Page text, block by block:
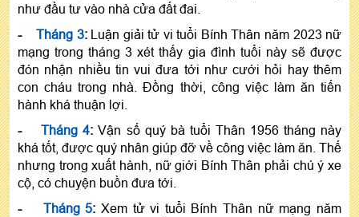
như đầu tư vào nhà cửa đất đai.
-Tháng 3: Luận giải tử vi tuổi Bính Thân năm 2023 nữ
mạng trong tháng 3 xét thấy gia đình tuổi này sẽ được
đón nhận nhiều tin vui đưa tới như cưới hỏi hay thêm
con cháu trong nhà. Đồng thời, công việc làm ăn tiến
hành khá thuận lợi.
-Tháng 4:Vận số quý bà tuổi Thân 1956 tháng này
khá tốt, được quý nhân giúp đỡ về công việc làm ăn. Thế
nhưng trong xuất hành, nữ giới Bính Thân phải chú ý xe
cộ, có chuyện buồn đưa tới.
- Tháng 5: Xem tử vi tuổi Bính Thân nữ mạng năm